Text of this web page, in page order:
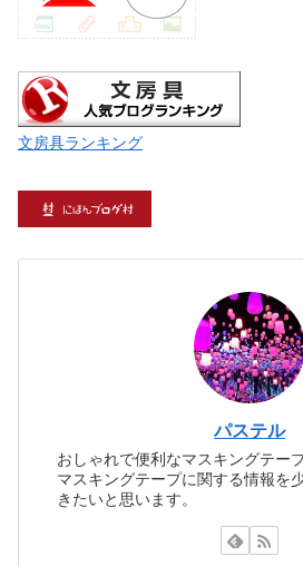
文房具ランキング
パステル
おしゃれで便利なマスキングテー
マスキングテープに関する情報を
きたいと思います。